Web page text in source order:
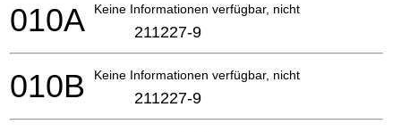
Keine Informationen verfügbar, nicht bestellbar
010A 211227-9
Keine Informationen verfügbar, nicht bestellbar
010B 211227-9